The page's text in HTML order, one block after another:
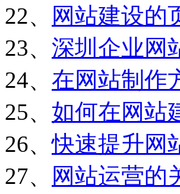
22、
网站建设的
23、 深圳企业网
24、 在网站制作
25、 如何在网站
26、快速提升网
27、
网站运营的